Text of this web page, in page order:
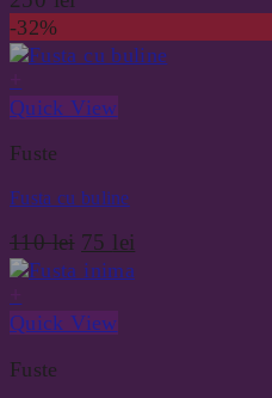
-32%
Quick View
Fuste
Fusta cu buline
110lei Prețul
inițial
fost:
75 lei
Quick View
Fuste